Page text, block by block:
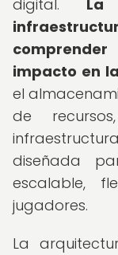
digital. La
impacto en
el
de
diseñada
escalable,
jugadores.
La